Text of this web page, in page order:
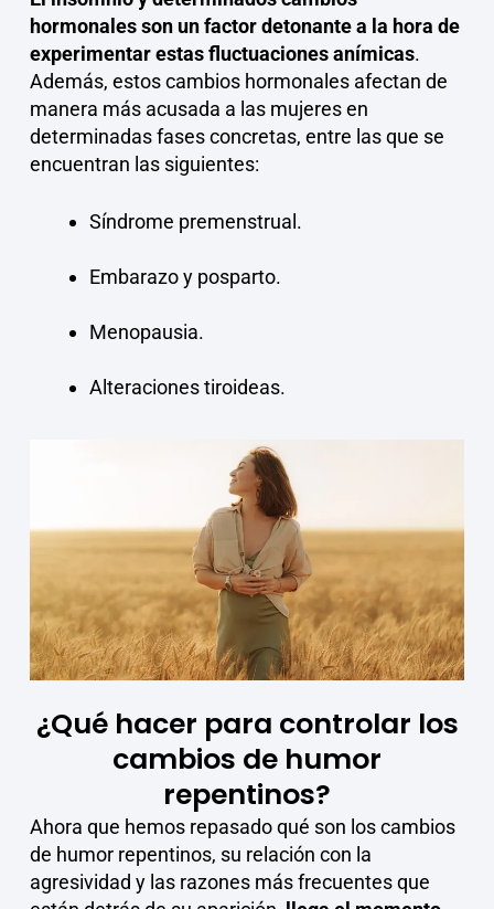
hormonales son un factor detonante a la hora de
experimentar estas fluctuaciones anímicas.
Además, estos cambios hormonales afectan de
manera más acusada a las mujeres en
determinadas fases concretas, entre las que se
encuentran las siguientes:
Síndrome premenstrual.
Embarazo y posparto.
Menopausia.
Alteraciones tiroideas.
¿Qué hacer para controlar los
cambios de humor
repentinos?
Ahora que hemos repasado qué son los cambios
de humor repentinos, su relación con la
agresividad y las razones más frecuentes que